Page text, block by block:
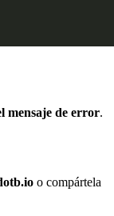
mensaje de error.
o compártela